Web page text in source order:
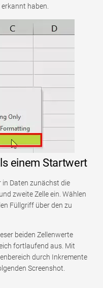
haben.
einem Startwert
in Daten zunächst die
zweite Zelle ein. Wählen
Füllgriff über den zu
beiden Zellenwerte
fortlaufend aus. Mit
durch Inkremente
Screenshot.